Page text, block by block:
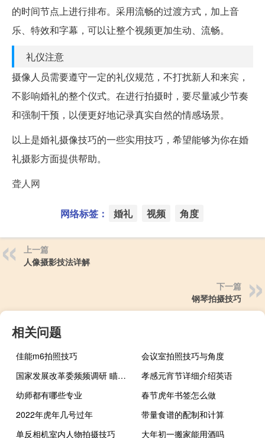
的时间节点上进行排布。采用流畅的过渡方式，加上音
乐、特效和字幕，可以让整个视频更加生动、流畅。
礼仪注意
摄像人员需要遵守一定的礼仪规范，不打扰新人和来宾，
不影响婚礼的整个仪式。在进行拍摄时，要尽量减少节奏
和强制干预，以便更好地记录真实自然的情感场景。
以上是婚礼摄像技巧的一些实用技巧，希望能够为你在婚
礼摄影方面提供帮助。
聋人网
网络标签： 婚礼 视频 角度
上一篇
人像摄影技法详解
下一篇
钢琴拍摄技巧
相关问题
佳能m6拍照技巧
会议室拍照技巧与角度
国家发展改革委频频调研 瞄向加快建设现代化产业体系
孝感元宵节详细介绍英语
幼师都有哪些专业
春节虎年书签怎么做
2022年虎年几号过年
带量食谱的配制和计算
单反相机室内人物拍摄技巧
大年初一搬家能用酒吗